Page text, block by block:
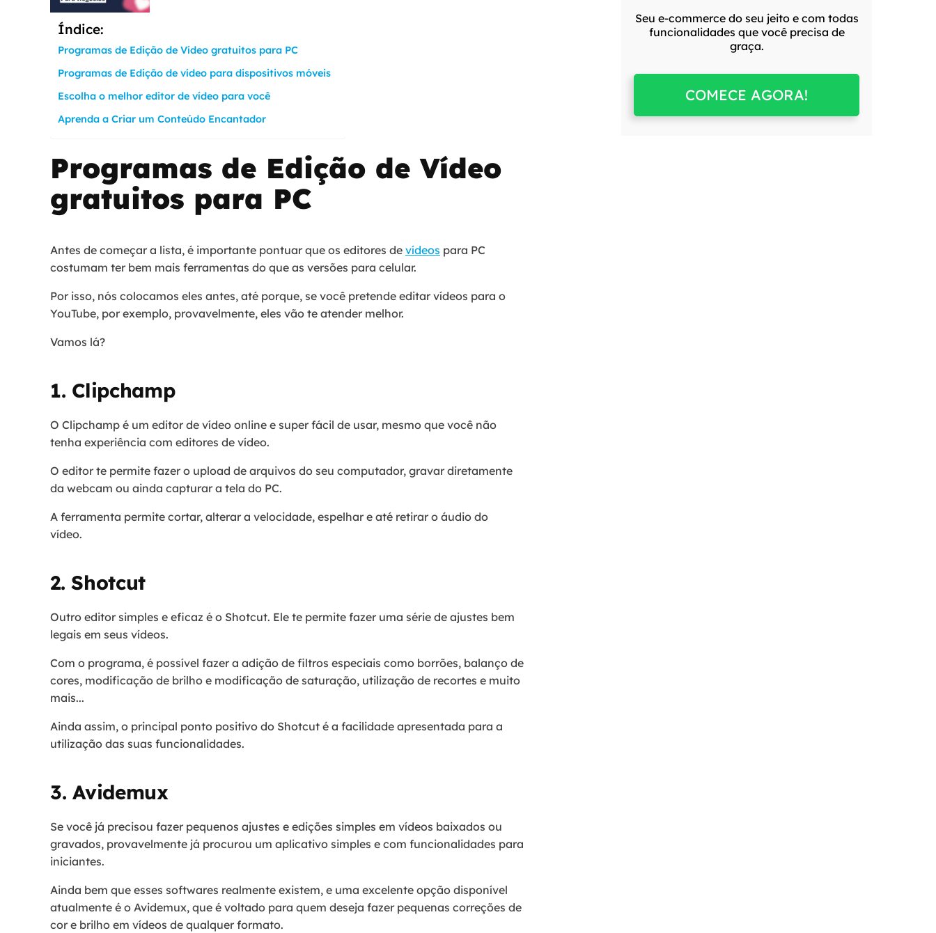
Índice:
Programas de Edição de Vídeo gratuitos para PC
Programas de Edição de vídeo para dispositivos móveis
Escolha o melhor editor de vídeo para você
Aprenda a Criar um Conteúdo Encantador
Programas de Edição de Vídeo
gratuitos para PC
Antes de começar a lista, é importante pontuar que os editores de vídeos para PC
costumam ter bem mais ferramentas do que as versões para celular.
Por isso, nós colocamos eles antes, até porque, se você pretende editar vídeos para o
YouTube, por exemplo, provavelmente, eles vão te atender melhor.
Vamos lá?
1. Clipchamp
O Clipchamp é um editor de vídeo online e super fácil de usar, mesmo que você não
tenha experiência com editores de vídeo.
O editor te permite fazer o upload de arquivos do seu computador, gravar diretamente
da webcam ou ainda capturar a tela do PC.
A ferramenta permite cortar, alterar a velocidade, espelhar e até retirar o áudio do
vídeo.
2. Shotcut
Outro editor simples e eficaz é o Shotcut. Ele te permite fazer uma série de ajustes bem
legais em seus vídeos.
Com o programa, é possível fazer a adição de filtros especiais como borrões, balanço de
cores, modificação de brilho e modificação de saturação, utilização de recortes e muito
mais...
Ainda assim, o principal ponto positivo do Shotcut é a facilidade apresentada para a
utilização das suas funcionalidades.
3. Avidemux
Se você já precisou fazer pequenos ajustes e edições simples em vídeos baixados ou
gravados, provavelmente já procurou um aplicativo simples e com funcionalidades para
iniciantes.
Ainda bem que esses softwares realmente existem, e uma excelente opção disponível
atualmente é o Avidemux, que é voltado para quem deseja fazer pequenas correções de
cor e brilho em vídeos de qualquer formato.
Seu e-commerce do seu jeito e com todas
funcionalidades que você precisa de
graça.
COMECE AGORA!